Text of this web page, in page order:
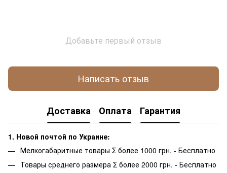
Добавьте первый отзыв
Написать отзыв
Доставка Оплата Гарантия
1. Новой почтой по Украине:
Мелкогабаритные товары Σ более 1000 грн. - Бесплатно
Товары среднего размера Σ более 2000 грн. - Бесплатно